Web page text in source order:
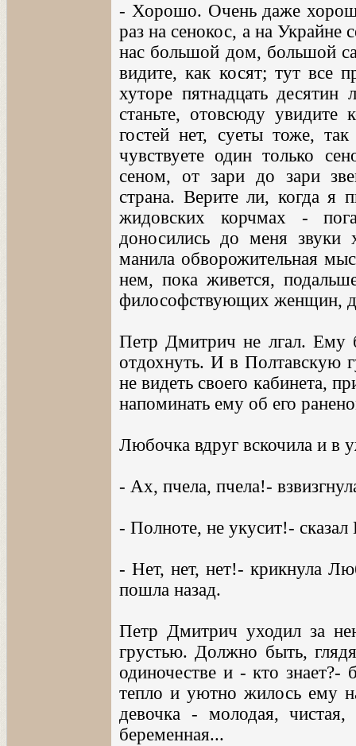
- Хорошо. Очень даже
раз на сенокос, а на Украйне
нас большой дом, большой
видите, как косят; тут все
хуторе пятнадцать
станьте, отовсюду увидите
гостей нет, суеты тоже,
чувствуете один только
сеном, от зари до зари
страна. Верите ли, когда я
жидовских корчмах -
доносились до меня звуки
манила обворожительная
нем, пока живется,
философствующих женщин,
Петр Дмитрич не лгал. Ему
отдохнуть. И в Полтавскую
не видеть своего кабинета,
напоминать ему об его
Любочка вдруг вскочила и в
- Ах, пчела, пчела!-
- Полноте, не укусит!-
- Нет, нет, нет!- крикнула
пошла назад.
Петр Дмитрич уходил за
грустью. Должно быть,
одиночестве и - кто
тепло и уютно жилось ему
девочка - молодая,
беременная...